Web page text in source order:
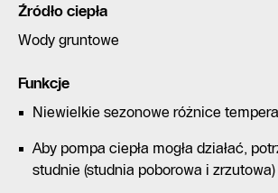
Źródło ciepła
Wody gruntowe
Funkcje
Niewielkie sezonowe różnice
Aby pompa ciepła mogła działać,
studnie (studnia poborowa i zrzutowa)